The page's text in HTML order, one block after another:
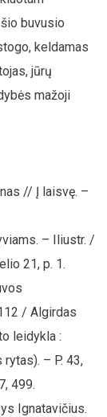
buvusio
keldamas
jūrų
mažoji
// Į laisvę. –
– Iliustr. /
21, p. 1.
/ Algirdas
leidykla :
– P. 43,
499.
Ignatavičius.